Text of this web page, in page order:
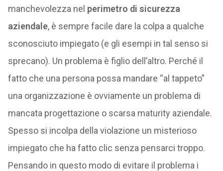
manchevolezza nel perimetro di sicurezza
aziendale, è sempre facile dare la colpa a qualche
sconosciuto impiegato (e gli esempi in tal senso si
sprecano). Un problema è figlio dell’altro. Perché il
fatto che una persona possa mandare “al tappeto”
una organizzazione è ovviamente un problema di
mancata progettazione o scarsa maturity aziendale.
Spesso si incolpa della violazione un misterioso
impiegato che ha fatto clic senza pensarci troppo.
Pensando in questo modo di evitare il problema i